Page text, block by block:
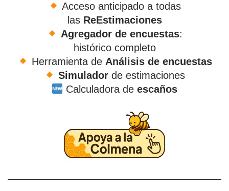
Acceso anticipado a todas
las ReEstimaciones
Agregador de encuestas:
histórico completo
Herramienta de Análisis de encuestas
Simuladorde estimaciones
Calculadora deescaños